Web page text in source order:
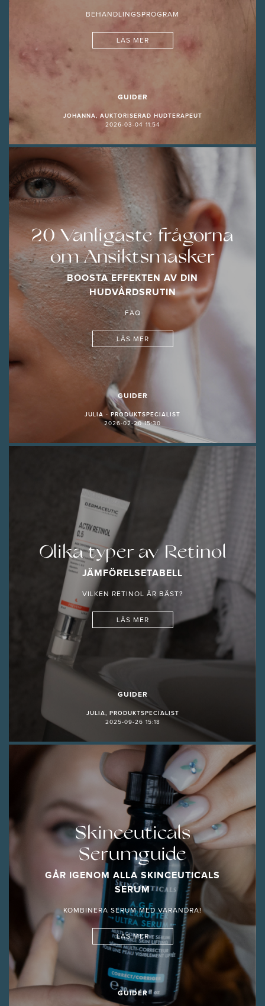
BEHANDLINGSPROGRAM
LÄS MER
GUIDER
JOHANNA, AUKTORISERAD HUDTERAPEUT
2026-03-04 11:54
20 Vanligaste frågorna
om Ansiktsmasker
BOOSTA EFFEKTEN AV DIN
HUDVÅRDSRUTIN
FAQ
LÄS MER
GUIDER
JULIA - PRODUKTSPECIALIST
2026-02-20 15:30
Olika typer av Retinol
JÄMFÖRELSETABELL
VILKEN RETINOL ÄR BÄST?
LÄS MER
GUIDER
JULIA, PRODUKTSPECIALIST
2025-09-26 15:18
Skinceuticals
Serumguide
GÅR IGENOM ALLA SKINCEUTICALS
SERUM
KOMBINERA SERUM MED VARANDRA!
LÄS MER
GUIDER